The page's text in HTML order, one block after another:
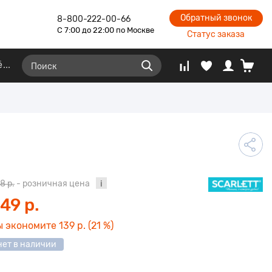
8-800-222-00-66
С 7:00 до 22:00 по Москве
Обратный звонок
Статус заказа
р. - розничная цена
р.
экономите 139 р. (21 %)
в наличии